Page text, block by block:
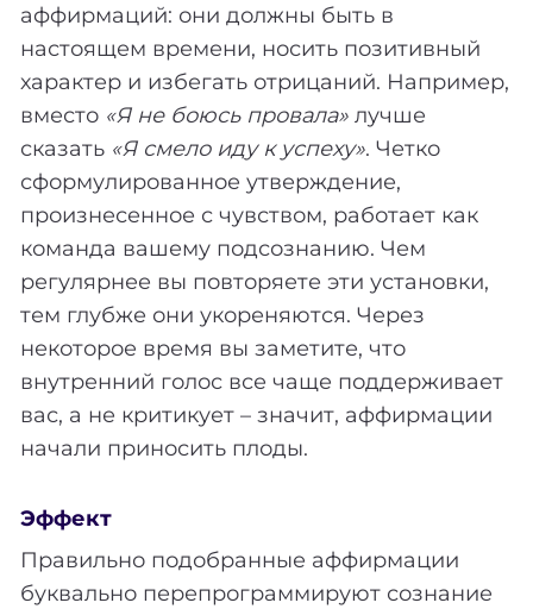
аффирмаций: они должны быть в
настоящем времени, носить позитивный
характер и избегать отрицаний. Например,
вместо «Я не боюсь провала» лучше
сказать «Я смело иду к успеху». Четко
сформулированное утверждение,
произнесенное с чувством, работает как
команда вашему подсознанию. Чем
регулярнее вы повторяете эти установки,
тем глубже они укореняются. Через
некоторое время вы заметите, что
внутренний голос все чаще поддерживает
вас, а не критикует – значит, аффирмации
начали приносить плоды.
Эффект
Правильно подобранные аффирмации
буквально перепрограммируют сознание